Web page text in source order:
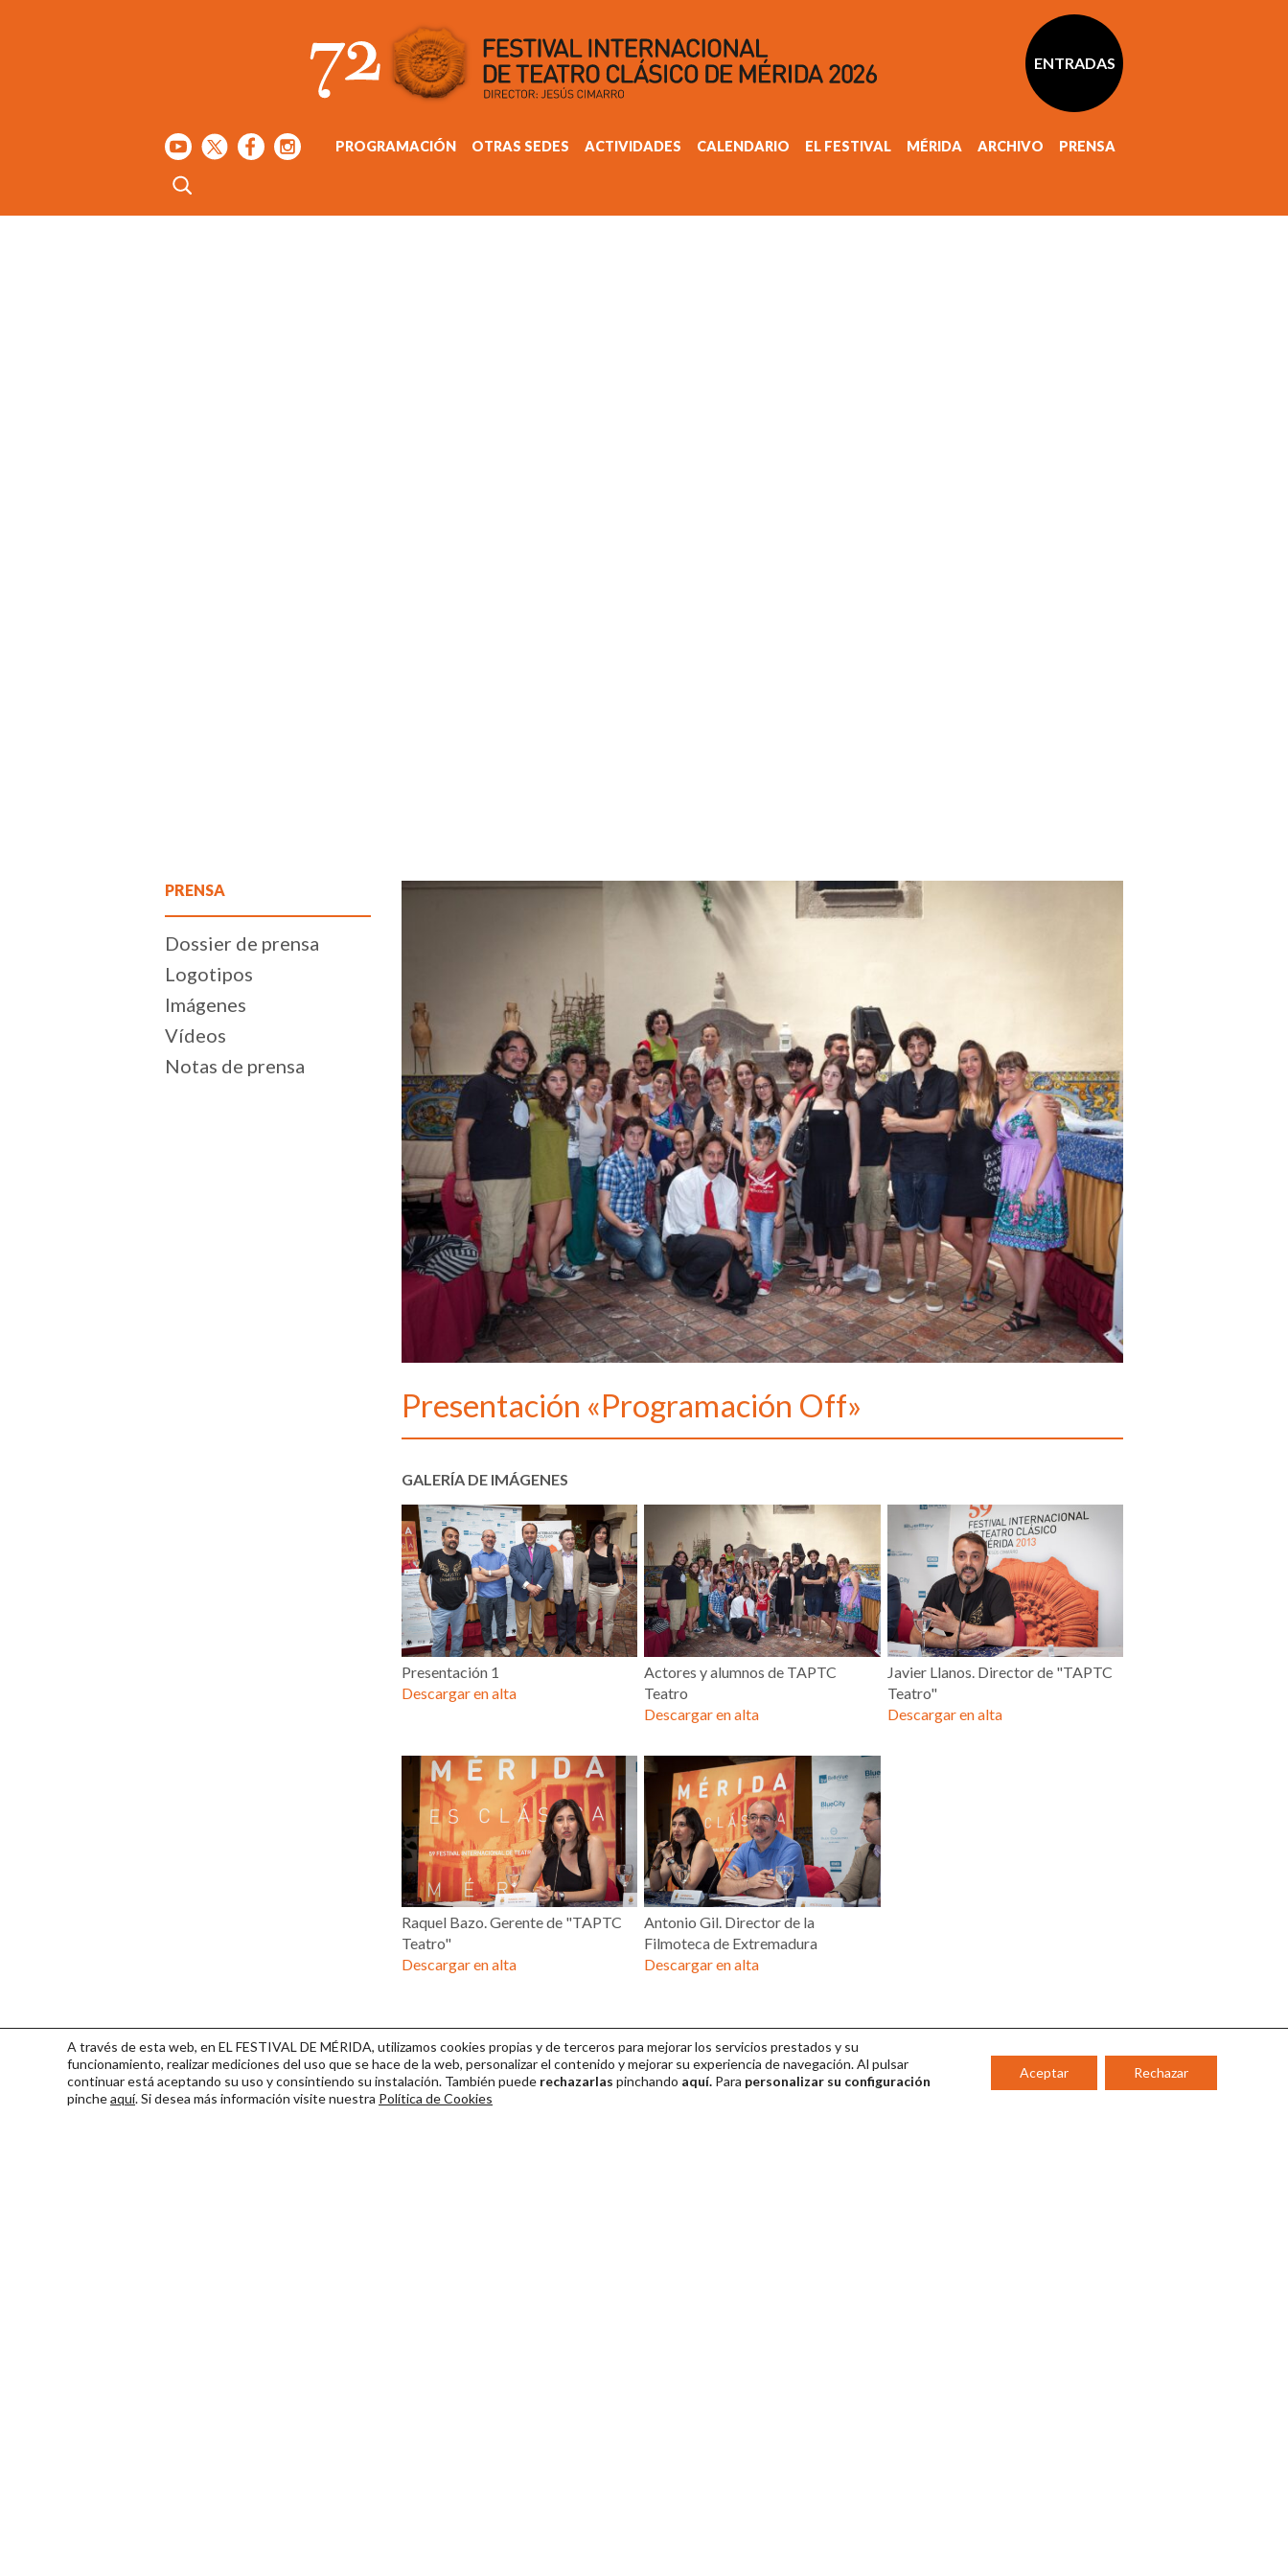
ENTRADAS
PROGRAMACIÓN OTRAS SEDES ACTIVIDADES CALENDARIO EL FESTIVAL MÉRIDA ARCHIVO PRENSA
PRENSA
Dossier de prensa
Logotipos
Imágenes
Vídeos
Notas de prensa
Presentación «Programación Off»
GALERÍA DE IMÁGENES
Presentación 1
Descargar en alta
Actores y alumnos de TAPTC
Teatro
Descargar en alta
Javier Llanos. Director de "TAPTC
Teatro"
Descargar en alta
Raquel Bazo. Gerente de "TAPTC
Teatro"
Descargar en alta
Antonio Gil. Director de la
Filmoteca de Extremadura
Descargar en alta
A través de esta web, en EL FESTIVAL DE MÉRIDA, utilizamos cookies propias y de terceros para mejorar los servicios prestados y su
funcionamiento, realizar mediciones del uso que se hace de la web, personalizar el contenido y mejorar su experiencia de navegación. Al pulsar
continuarestá aceptando su uso y consintiendo su instalación. También puede rechazarlas pinchando aquí. Para personalizar su configuración
pincheaquí. Si desea más información visite nuestra Política de Cookies
Aceptar Rechazar